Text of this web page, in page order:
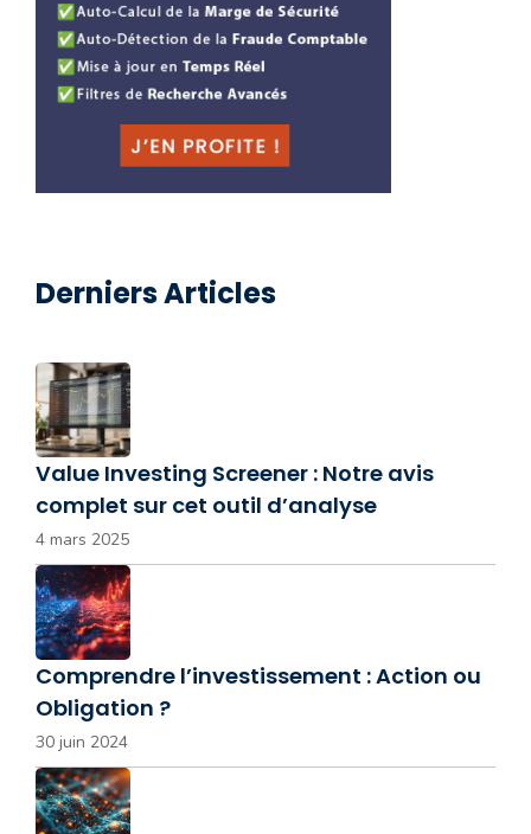
Derniers Articles
Value Investing Screener : Notre avis
complet sur cet outil d’analyse
4 mars 2025
Comprendre l’investissement : Action ou
Obligation ?
30 juin 2024